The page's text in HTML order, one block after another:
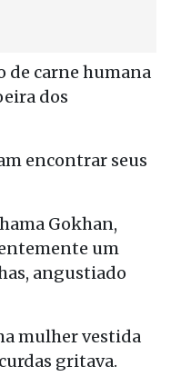
de carne humana
dos
encontrar seus
Gokhan,
um
angustiado
mulher vestida
gritava.